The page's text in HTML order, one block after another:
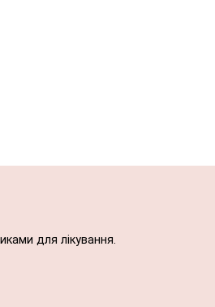
для лікування.